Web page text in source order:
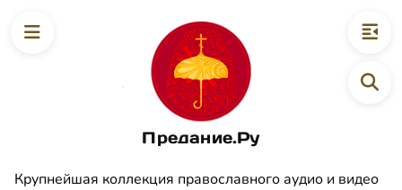
Предание.Ру
Крупнейшая коллекция православного аудио и видео